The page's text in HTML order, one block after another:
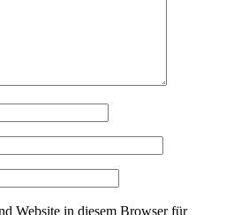
Website in diesem Browser für